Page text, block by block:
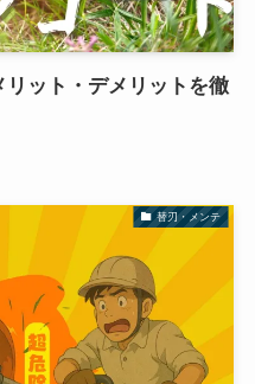
ット・デメリットを徹
替刃・メンテ